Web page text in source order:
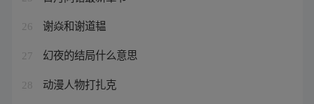
26 谢焱和谢道韫
27 幻夜的结局什么意思
28 动漫人物打扎克